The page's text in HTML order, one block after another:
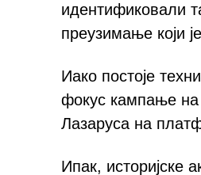
идентификовали
преузимање који
Иако постоје
фокус кампање на
Лазаруса на
Ипак, историјске